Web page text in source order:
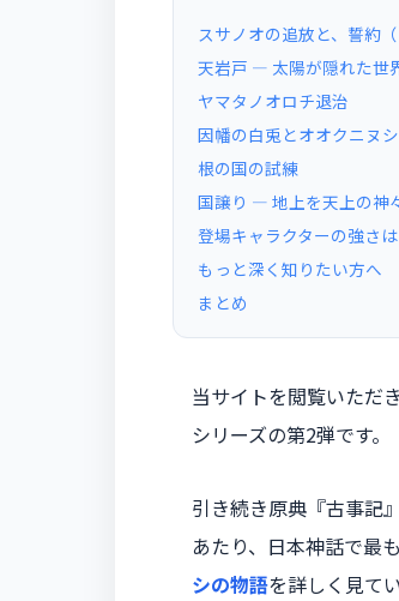
スサノオの追放と、誓約（
天岩戸 ― 太陽が隠れた世
ヤマタノオロチ退治
因幡の白兎とオオクニヌシ
根の国の試練
国譲り ― 地上を天上の神
登場キャラクターの強さ
もっと深く知りたい方へ
まとめ
当サイトを閲覧いただ
シリーズの第2弾です。
引き続き原典『古事記
あたり、日本神話で最
シの物語を詳しく見て